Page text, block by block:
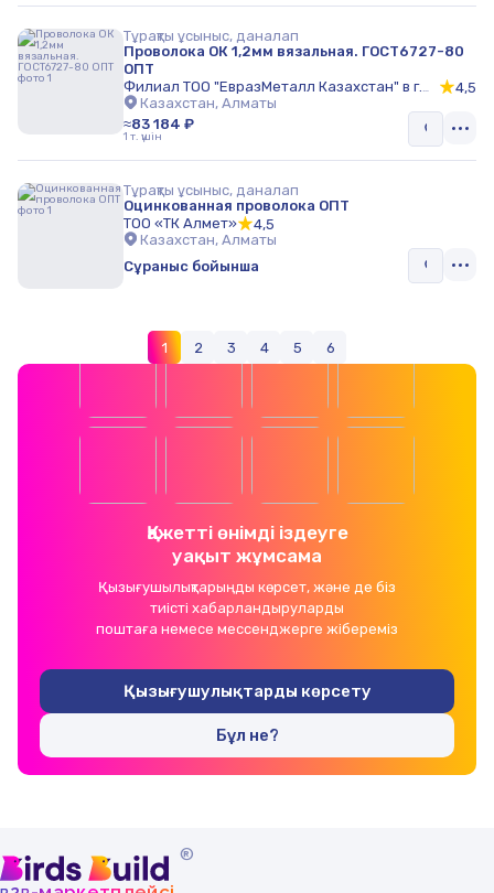
Тұрақты ұсыныс, даналап
Проволока ОК 1,2мм вязальная. ГОСТ6727-80
ОПТ
Филиал ТОО "ЕвразМеталл Казахстан" в г.
Алматы
4,5
Казахстан, Алматы
≈83 184 ₽
1 т. үшін
Тұрақты ұсыныс, даналап
Оцинкованная проволока ОПТ
ТОО «ТК Алмет»
4,5
Казахстан, Алматы
Сұраныс бойынша
1 2 3 4 5 6
Қажетті өнімді іздеуге
уақыт жұмсама
Қызығушылықтарыңды көрсет, және де біз
тиісті хабарландыруларды
поштаға немесе мессенджерге жібереміз
Қызығушулықтарды көрсету
Бұл не?
®